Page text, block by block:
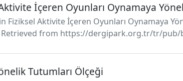
İçeren Oyunları Oynamaya
Fiziksel Aktivite İçeren Oyunları Oynamaya
Retrieved from https://dergipark.org.tr/tr/
Tutumları Ölçeği